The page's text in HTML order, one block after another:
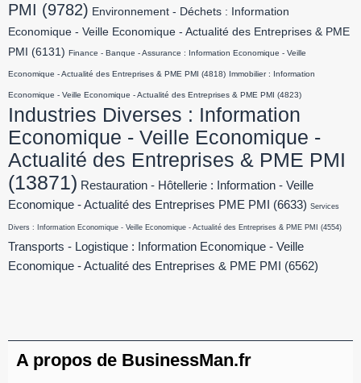
PMI (9782) Environnement - Déchets : Information
Economique - Veille Economique - Actualité des Entreprises & PME
PMI
(6131) Finance - Banque - Assurance : Information Economique - Veille
Economique - Actualité des Entreprises & PME PMI (4818) Immobilier : Information
Economique - Veille Economique - Actualité des Entreprises & PME PMI (4823)
Industries Diverses : Information
Economique - Veille Economique -
Actualité des Entreprises & PME PMI
(13871) Restauration - Hôtellerie : Information - Veille
Economique - Actualité des Entreprises PME PMI
(6633) Services
Divers : Information Economique - Veille Economique - Actualité des Entreprises & PME PMI (4554)
Transports - Logistique : Information Economique - Veille
Economique - Actualité des Entreprises & PME PMI
(6562)
A propos de BusinessMan.fr